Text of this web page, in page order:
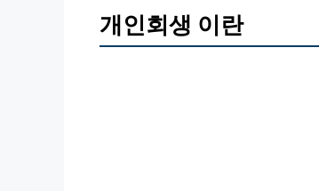
개인회생 이란